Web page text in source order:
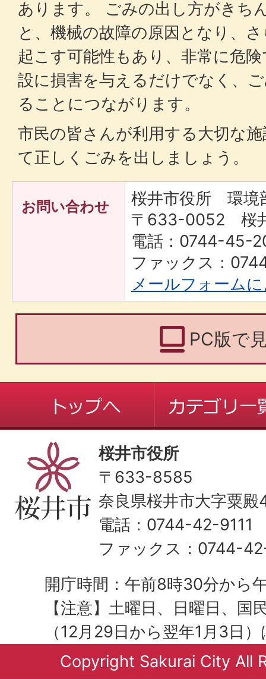
あります。 ごみの出し方がきち
と、機械の故障の原因となり、
起こす可能性もあり、非常に危
設に損害を与えるだけでなく、
ることにつながります。
市民の皆さんが利用する大切な
て正しくごみを出しましょう。
お問い合わせ
桜井市役所 環
〒633-0052 桜
電話：0744-45-
ファックス：
メールフォーム
PC版で
桜井市役所
〒633-8585
奈良県桜井市大字粟
電話：0744-42-9111
ファックス：0744-
開庁時間：午前8時30分から
【注意】土曜日、日曜日、国
（12月29日から翌年1月3日
Copyright Sakurai City All